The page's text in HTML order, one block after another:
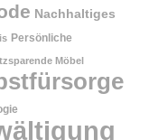
Nachhaltiges
Persönliche
Möbel